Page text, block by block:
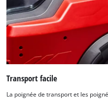
Transport facile
La poignée de transport et les